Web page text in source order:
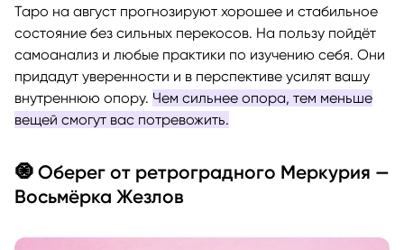
Таро на август прогнозируют хорошее и стабильное
состояние без сильных перекосов. На пользу пойдёт
самоанализ и любые практики по изучению себя. Они
придадут уверенности и в перспективе усилят вашу
внутреннюю опору. Чем сильнее опора, тем меньше
вещей смогут вас потревожить.
🧿 Оберег от ретроградного Меркурия —
Восьмёрка Жезлов